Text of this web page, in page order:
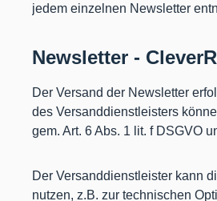
jedem einzelnen Newsletter
Newsletter -
Der Versand der Newsletter
des Versanddienstleisters
gem. Art. 6 Abs. 1 lit. f DSGVO
Der Versanddienstleister kann
nutzen, z.B. zur technischen